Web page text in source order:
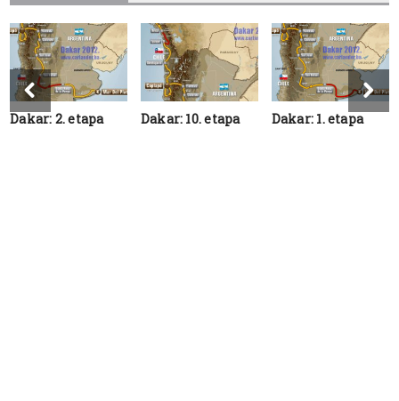
Dakar: 2. etapa Dakar: 10. etapa Dakar: 1. etapa